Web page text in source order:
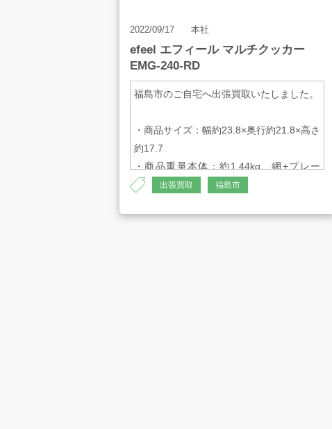
2022/09/17 本社
efeel エフィール マルチクッカー
EMG-240-RD
福島市のご自宅へ出張買取いたしました。
・商品サイズ：幅約23.8×奥行約21.8×高さ
約17.7
・商品重量本体：約1.44kg 網+プレー
ト：約1.67kg
ンレス深型なべ：ステンレス グリルプ
出張買取 福島市